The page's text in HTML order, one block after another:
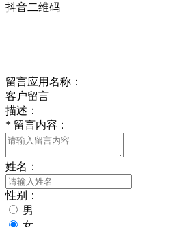
抖音二维码
留言应用名称：
客户留言
描述：
* 留言内容：
姓名：
性别：
男